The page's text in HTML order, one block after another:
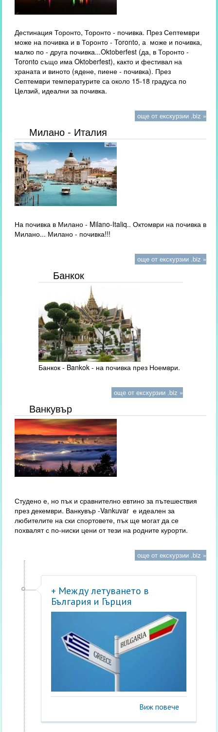
Дестинация Торонто, Торонто - почивка. През Септември
може на почивка и в Торонто - Toronto, а може и почивка,
малко по - друга почивка...Oktoberfest (да, в Торонто -
Toronto също има Oktoberfest), както и фестивал на
храната и виното (ядене, пиене - почивка). През
Септември температурите са около 15-18 градуса по
Целзий, идеални за почивка.
още от екскурзии .biz »
Милано - Италия
На почивка в Милано - Milano-Italiq.. Октомври на почивка в
Милано... Милано - почивка!!!
още от екскурзии .biz »
Банкок
Банкок - Bankok - на почивка през Ноември.
още от екскурзии .biz »
Ванкувър
Студено е, но пък и сравнително евтино за пътешествия
през декември. Ванкувър -Vankuvar е идеален за
любителите на ски спортовете, пък ще могат да се
похвалят с по-ниски цени от тези на родните курорти.
още от екскурзии .biz »
+ Между летуването в
България и Гърция
Виж повече